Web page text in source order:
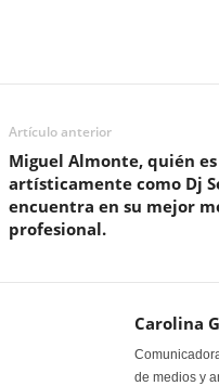
Artículo anterior
Miguel Almonte, quién
artísticamente como Dj
encuentra en su mejor
profesional.
Carolina
de medios y